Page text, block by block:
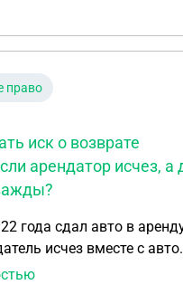
бездействия следователя.
возврате моей машины ?
право
иск о возврате
арендатор исчез, а
года сдал авто в
отказывали. 5.23